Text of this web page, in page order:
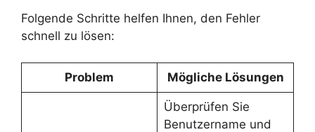
Folgende Schritte helfen Ihnen, den Fehler
schnell zu lösen:
Problem Mögliche Lösungen
Überprüfen Sie
Benutzername und